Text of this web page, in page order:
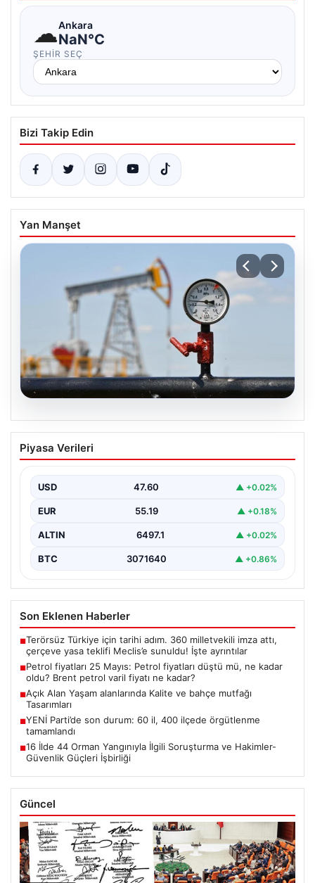
☁Ankara
NaN°C
ŞEHIR SEÇ
Bizi Takip Edin
Yan Manşet
05.08.2026
Petrol fiyatları 25 Mayıs: Petrol fiyatları
düştü mü, ne kadar oldu? Brent petrol
Piyasa Verileri
USD 47.60 ▲ +0.02%
EUR 55.19 ▲ +0.18%
ALTIN 6497.1 ▲ +0.02%
BTC 3071640 ▲ +0.86%
Son Eklenen Haberler
■Terörsüz Türkiye için tarihi adım. 360 milletvekili imza attı,
çerçeve yasa teklifi Meclis’e sunuldu! İşte ayrıntılar
■Petrol fiyatları 25 Mayıs: Petrol fiyatları düştü mü, ne kadar
oldu? Brent petrol varil fiyatı ne kadar?
■Açık Alan Yaşam alanlarında Kalite ve bahçe mutfağı
Tasarımları
■YENİ Parti’de son durum: 60 il, 400 ilçede örgütlenme
tamamlandı
■16 İlde 44 Orman Yangınıyla İlgili Soruşturma ve Hakimler-
Güvenlik Güçleri İşbirliği
Güncel